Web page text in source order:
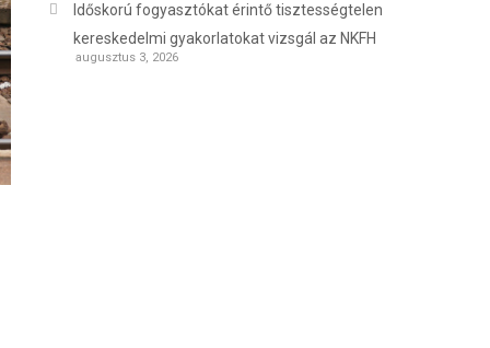
Időskorú fogyasztókat érintő tisztességtelen
kereskedelmi gyakorlatokat vizsgál az NKFH
augusztus 3, 2026